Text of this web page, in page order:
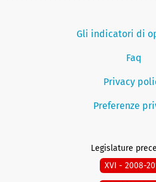
Gli indicatori di
Faq
Privacy
Preferenze
Legislature
XVI - 2008-